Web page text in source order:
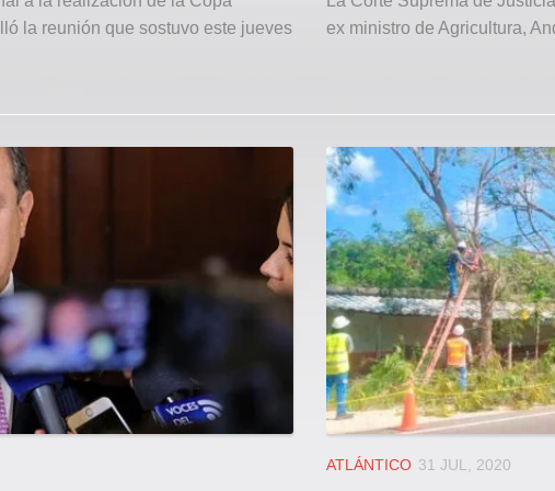
la reunión que sostuvo este jueves
ex ministro de Agricultura,
ATLÁNTICO 31 JUL, 2020